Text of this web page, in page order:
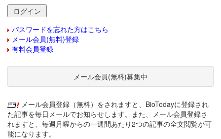
パスワードを忘れた方はこちら
メール会員(無料)登録
有料会員登録
メール会員(無料)募集中
メール会員登録（無料）をされますと、BioTodayに登録され
た記事を毎日メールでお知らせします。また、メール会員登録さ
れますと、毎週月曜からの一週間あたり2つの記事の全文閲覧が可
能になります。